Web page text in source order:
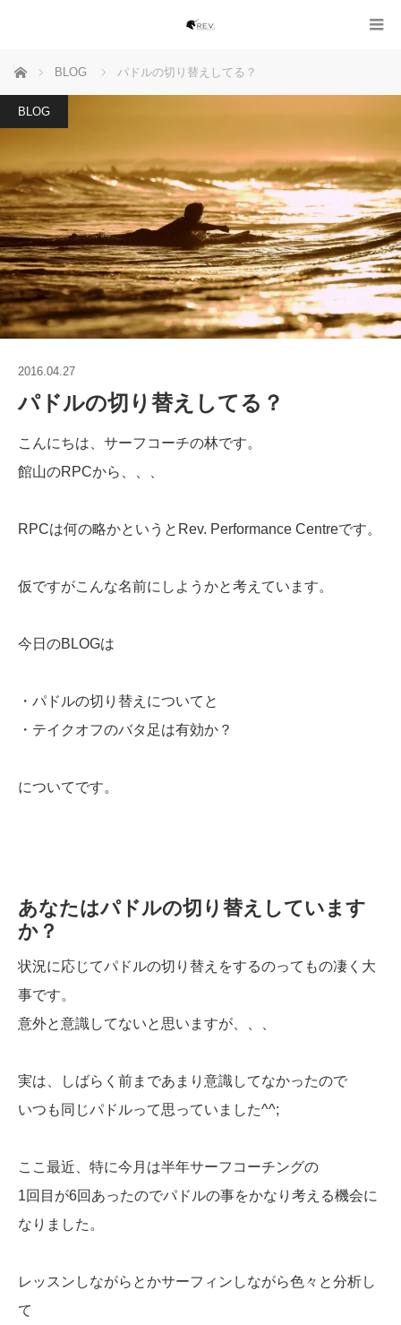
ホーム BLOG パドルの切り替えしてる？
BLOG
2016.04.27
パドルの切り替えしてる？
こんにちは、サーフコーチの林です。
館山のRPCから、、、
RPCは何の略かというとRev. Performance Centreです。
仮ですがこんな名前にしようかと考えています。
今日のBLOGは
・パドルの切り替えについてと
・テイクオフのバタ足は有効か？
についてです。
あなたはパドルの切り替えしています
か？
状況に応じてパドルの切り替えをするのってもの凄く大
事です。
意外と意識してないと思いますが、、、
実は、しばらく前まであまり意識してなかったので
いつも同じパドルって思っていました^^;
ここ最近、特に今月は半年サーフコーチングの
1回目が6回あったのでパドルの事をかなり考える機会に
なりました。
レッスンしながらとかサーフィンしながら色々と分析し
て